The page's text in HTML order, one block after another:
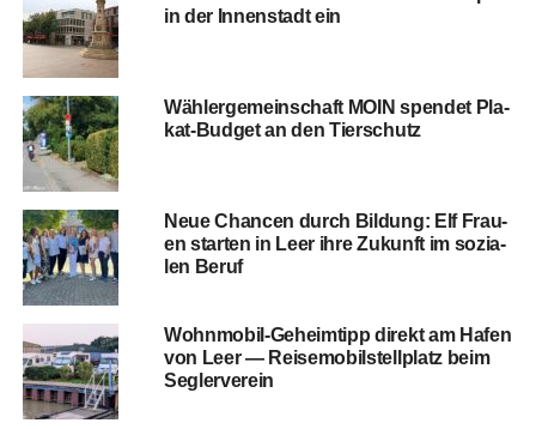
in der Innen­stadt ein
Wäh­ler­ge­mein­schaft MOIN spen­det Pla­
kat-Bud­get an den Tierschutz
Neue Chan­cen durch Bil­dung: Elf Frau­
en star­ten in Leer ihre Zukunft im sozia­
len Beruf
Wohn­mo­bil-Geheim­tipp direkt am Hafen
von Leer — Rei­se­mo­bil­stell­platz beim
Seglerverein